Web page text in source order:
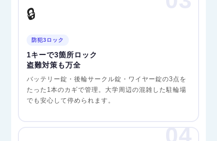
🔒
防犯3ロック
1キーで3箇所ロック
盗難対策も万全
バッテリー錠・後輪サークル錠・ワイヤー錠の3点を
たった1本のカギで管理。大学周辺の混雑した駐輪場
でも安心して停められます。